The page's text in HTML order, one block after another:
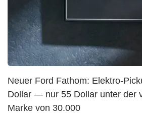
Neuer Ford Fathom: Elektro-
Dollar — nur 55 Dollar unter der
Marke von 30.000